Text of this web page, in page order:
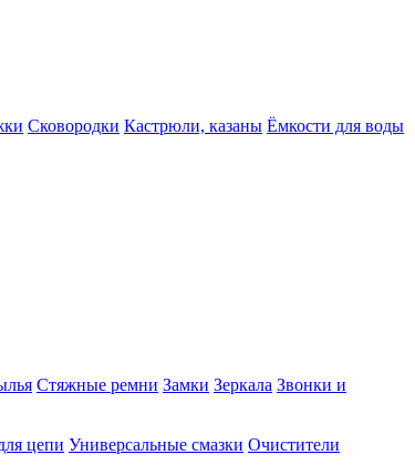
Сковородки Кастрюли, казаны Ёмкости для воды
Стяжные ремни Замки Зеркала Звонки и
цепи Универсальные смазки Очистители